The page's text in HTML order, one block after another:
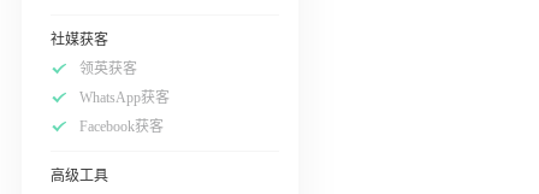
社媒获客
领英获客
WhatsApp获客
Facebook获客
高级工具